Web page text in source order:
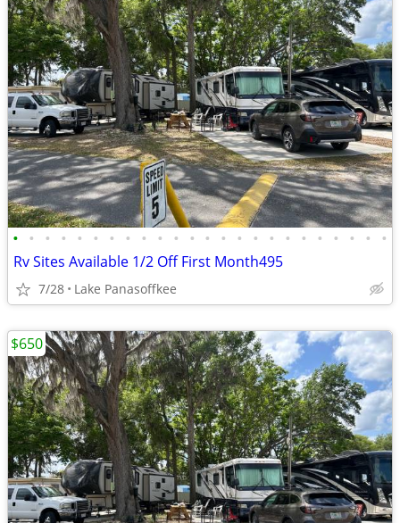
• • • • • • • • • • • • • • • • • • • • • • • •
Rv Sites Available 1/2 Off First Month495
7/28 Lake Panasoffkee
$650